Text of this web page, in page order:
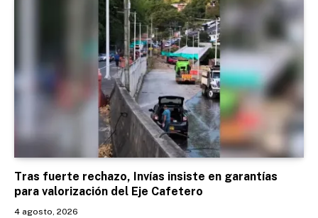
Tras fuerte rechazo, Invías insiste en garantías
para valorización del Eje Cafetero
4 agosto, 2026